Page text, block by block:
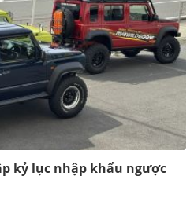
kỷ lục nhập khẩu ngược